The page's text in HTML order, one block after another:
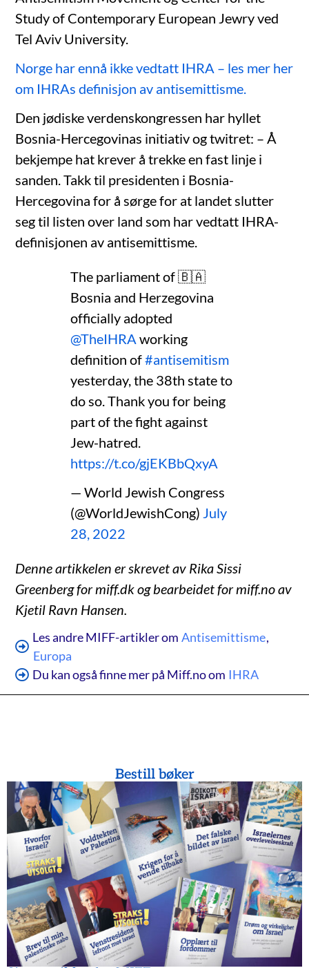
Study of Contemporary European Jewry ved
Tel Aviv University.
Norge har ennå ikke vedtatt IHRA – les mer her
om IHRAs definisjon av antisemittisme.
Den jødiske verdenskongressen har hyllet
Bosnia-Hercegovinas initiativ og twitret: – Å
bekjempe hat krever å trekke en fast linje i
sanden. Takk til presidenten i Bosnia-
Hercegovina for å sørge for at landet slutter
seg til listen over land som har vedtatt IHRA-
definisjonen av antisemittisme.
The parliament of 🇧🇦
Bosnia and Herzegovina
officially adopted
@TheIHRA working
definition of#antisemitism
yesterday, the 38th state to
do so. Thank you for being
part of the fight against
Jew-hatred.
https://t.co/gjEKBbQxyA
— World Jewish Congress
(@WorldJewishCong) July
28, 2022
Denne artikkelen er skrevet av Rika Sissi
Greenberg for miff.dk og bearbeidet for miff.no av
Kjetil Ravn Hansen.
Les andre MIFF-artikler om Antisemittisme,
Europa
Du kan også finne mer på Miff.no om IHRA
Bestill bøker